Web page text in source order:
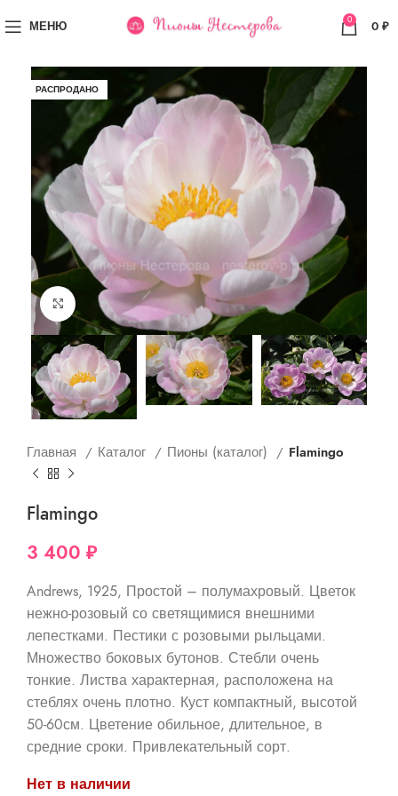
МЕНЮ 0 0 ₽
РАСПРОДАНО
Увеличить
Главная Каталог Пионы (каталог) Flamingo
Flamingo
3 400 ₽
Andrews, 1925, Простой – полумахровый. Цветок
нежно-розовый со светящимися внешними
лепестками. Пестики с розовыми рыльцами.
Множество боковых бутонов. Стебли очень
тонкие. Листва характерная, расположена на
стеблях очень плотно. Куст компактный, высотой
50-60см. Цветение обильное, длительное, в
средние сроки. Привлекательный сорт.
Нет в наличии